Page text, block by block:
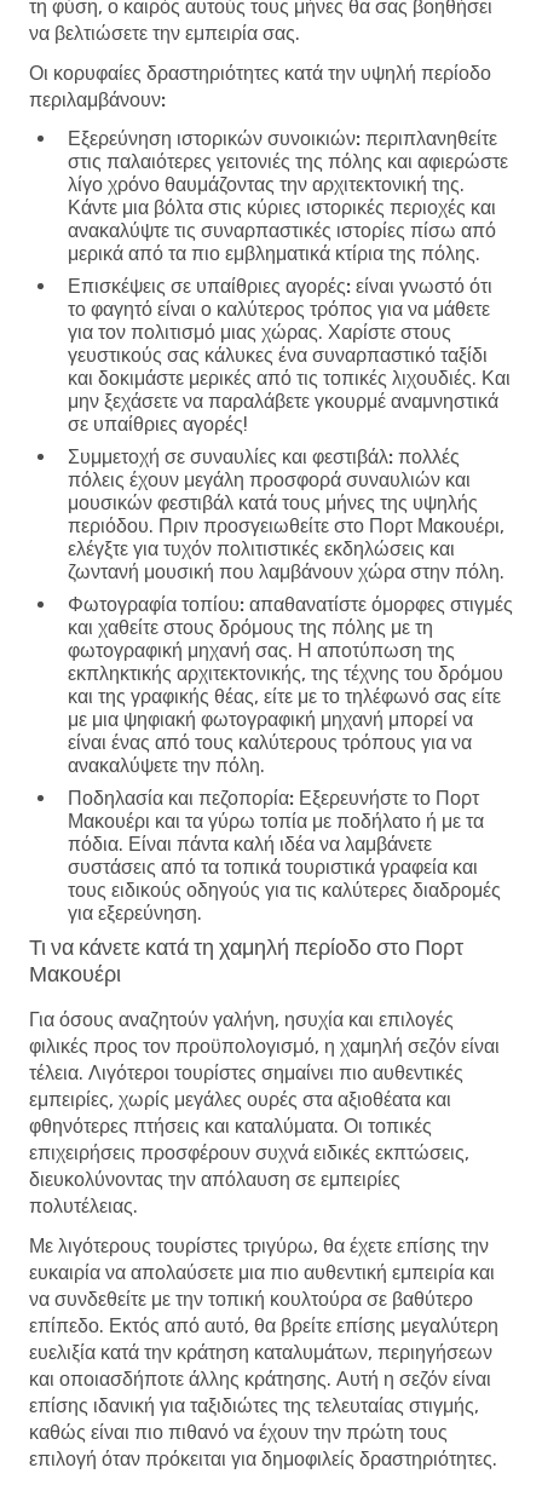
τη φύση, ο καιρός αυτούς τους μήνες θα σας βοηθήσει
να βελτιώσετε την εμπειρία σας.
Οι κορυφαίες δραστηριότητες κατά την υψηλή περίοδο
περιλαμβάνουν:
Εξερεύνηση ιστορικών συνοικιών: περιπλανηθείτε
στις παλαιότερες γειτονιές της πόλης και αφιερώστε
λίγο χρόνο θαυμάζοντας την αρχιτεκτονική της.
Κάντε μια βόλτα στις κύριες ιστορικές περιοχές και
ανακαλύψτε τις συναρπαστικές ιστορίες πίσω από
μερικά από τα πιο εμβληματικά κτίρια της πόλης.
Επισκέψεις σε υπαίθριες αγορές: είναι γνωστό ότι
το φαγητό είναι ο καλύτερος τρόπος για να μάθετε
για τον πολιτισμό μιας χώρας. Χαρίστε στους
γευστικούς σας κάλυκες ένα συναρπαστικό ταξίδι
και δοκιμάστε μερικές από τις τοπικές λιχουδιές. Και
μην ξεχάσετε να παραλάβετε γκουρμέ αναμνηστικά
σε υπαίθριες αγορές!
Συμμετοχή σε συναυλίες και φεστιβάλ: πολλές
πόλεις έχουν μεγάλη προσφορά συναυλιών και
μουσικών φεστιβάλ κατά τους μήνες της υψηλής
περιόδου. Πριν προσγειωθείτε στο Πορτ Μακουέρι,
ελέγξτε για τυχόν πολιτιστικές εκδηλώσεις και
ζωντανή μουσική που λαμβάνουν χώρα στην πόλη.
Φωτογραφία τοπίου: απαθανατίστε όμορφες στιγμές
και χαθείτε στους δρόμους της πόλης με τη
φωτογραφική μηχανή σας. Η αποτύπωση της
εκπληκτικής αρχιτεκτονικής, της τέχνης του δρόμου
και της γραφικής θέας, είτε με το τηλέφωνό σας είτε
με μια ψηφιακή φωτογραφική μηχανή μπορεί να
είναι ένας από τους καλύτερους τρόπους για να
ανακαλύψετε την πόλη.
Ποδηλασία και πεζοπορία: Εξερευνήστε το Πορτ
Μακουέρι και τα γύρω τοπία με ποδήλατο ή με τα
πόδια. Είναι πάντα καλή ιδέα να λαμβάνετε
συστάσεις από τα τοπικά τουριστικά γραφεία και
τους ειδικούς οδηγούς για τις καλύτερες διαδρομές
για εξερεύνηση.
Τι να κάνετε κατά τη χαμηλή περίοδο στο Πορτ
Μακουέρι
Για όσους αναζητούν γαλήνη, ησυχία και επιλογές
φιλικές προς τον προϋπολογισμό, η χαμηλή σεζόν είναι
τέλεια. Λιγότεροι τουρίστες σημαίνει πιο αυθεντικές
εμπειρίες, χωρίς μεγάλες ουρές στα αξιοθέατα και
φθηνότερες πτήσεις και καταλύματα. Οι τοπικές
επιχειρήσεις προσφέρουν συχνά ειδικές εκπτώσεις,
διευκολύνοντας την απόλαυση σε εμπειρίες
πολυτέλειας.
Με λιγότερους τουρίστες τριγύρω, θα έχετε επίσης την
ευκαιρία να απολαύσετε μια πιο αυθεντική εμπειρία και
να συνδεθείτε με την τοπική κουλτούρα σε βαθύτερο
επίπεδο. Εκτός από αυτό, θα βρείτε επίσης μεγαλύτερη
ευελιξία κατά την κράτηση καταλυμάτων, περιηγήσεων
και οποιασδήποτε άλλης κράτησης. Αυτή η σεζόν είναι
επίσης ιδανική για ταξιδιώτες της τελευταίας στιγμής,
καθώς είναι πιο πιθανό να έχουν την πρώτη τους
επιλογή όταν πρόκειται για δημοφιλείς δραστηριότητες.